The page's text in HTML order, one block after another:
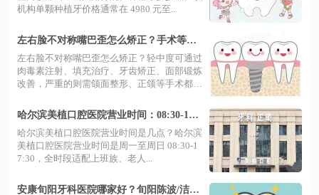
机构单颗种植牙价格通常在 4980 元至...
左右脸不对称嘴巴歪怎么矫正？手术等矫
正方法，解析先天后天致歪脸原因
左右脸不对称嘴巴歪怎么矫正？轻中度可通过
肉毒素注射、填充治疗、牙齿矫正、面部锻炼
改善，严重的则需颌面整形、正颌等手术都
哈尔滨美植口腔医院营业时间：08:30-17:3
0接诊，地址电话+预约挂号
哈尔滨美植口腔医院营业时间是几点？哈尔滨
美植口腔医院营业时间是周一至周日 08:30-1
7:30，全时段适配上班族、老人...
安康旬阳牙科医院哪家好？旬阳陈波/洁美